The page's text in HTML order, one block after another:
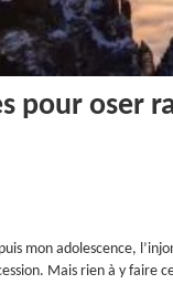
pour oser
mon adolescence,
Mais rien à y faire